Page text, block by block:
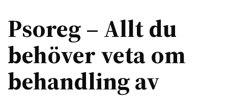
Psoreg – Allt du
behöver veta om
behandling av